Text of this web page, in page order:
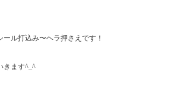
ル打込み〜ヘラ押さえです！
きます^⁠_⁠^